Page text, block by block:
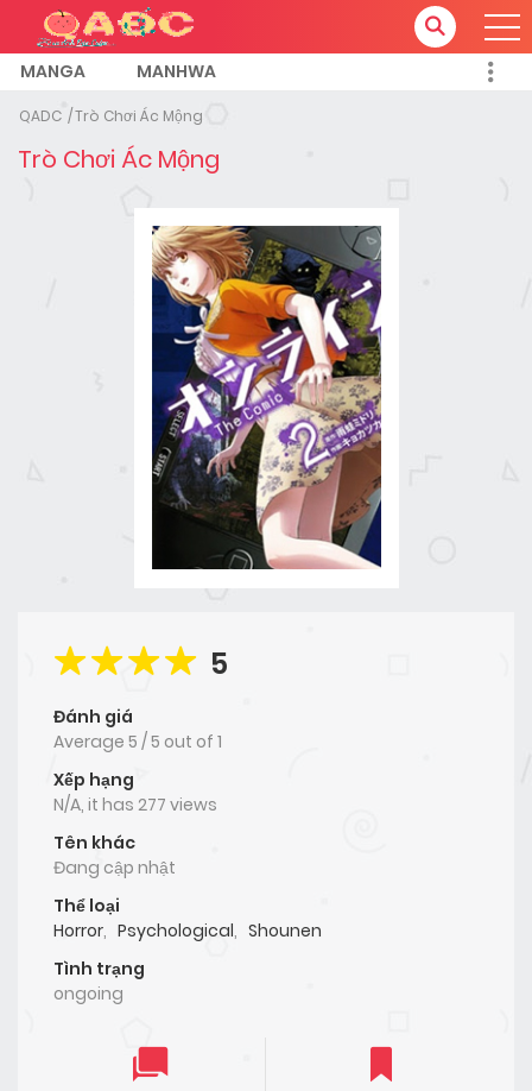
MANGA MANHWA
QADC Trò Chơi Ác Mộng
Trò Chơi Ác Mộng
5
Đánh giá
Average 5 /5 out of 1
Xếp hạng
N/A, it has 277 views
Tên khác
Đang cập nhật
Thể loại
Horror, Psychological, Shounen
Tình trạng
ongoing